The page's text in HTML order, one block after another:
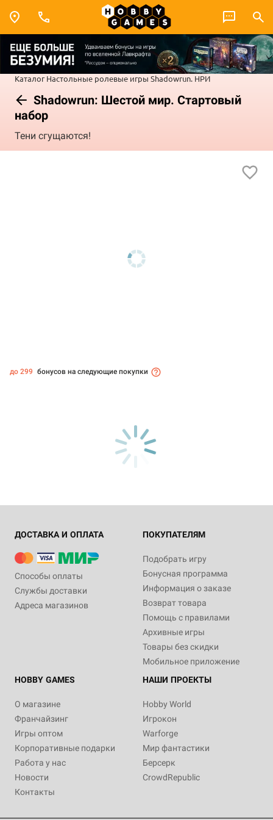
Каталог Настольные ролевые игры Shadowrun. НРИ
Shadowrun: Шестой мир. Стартовый
набор
Тени сгущаются!
до 299 бонусов на следующие покупки
ДОСТАВКА И ОПЛАТА
Способы оплаты
Службы доставки
Адреса магазинов
ПОКУПАТЕЛЯМ
Подобрать игру
Бонусная программа
Информация о заказе
Возврат товара
Помощь с правилами
Архивные игры
Товары без скидки
Мобильное приложение
HOBBY GAMES
О магазине
Франчайзинг
Игры оптом
Корпоративные подарки
Работа у нас
Новости
Контакты
НАШИ ПРОЕКТЫ
Hobby World
Игрокон
Warforge
Мир фантастики
Берсерк
CrowdRepublic